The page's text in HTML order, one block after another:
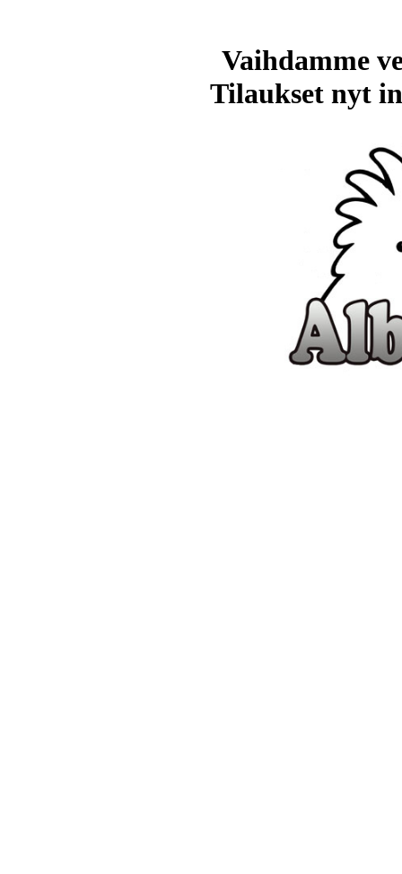
Vaihdamme
Tilaukset nyt